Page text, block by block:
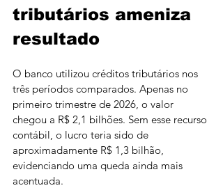
tributários ameniza
resultado
O banco utilizou créditos tributários nos
três períodos comparados. Apenas no
primeiro trimestre de 2026, o valor
chegou a R$ 2,1 bilhões. Sem esse recurso
contábil, o lucro teria sido de
aproximadamente R$ 1,3 bilhão,
evidenciando uma queda ainda mais
acentuada.